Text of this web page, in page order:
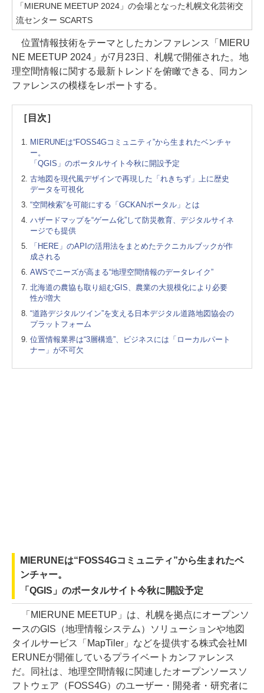
「MIERUNE MEETUP 2024」の会場となった札幌文化芸術交
流センター SCARTS
位置情報技術をテーマとしたカンファレンス「MIERU
NE MEETUP 2024」が7月23日、札幌で開催された。地
理空間情報に関する最新トレンドを俯瞰できる、同カン
ファレンスの模様をレポートする。
［目次］
MIERUNEは“FOSS4Gコミュニティ”から生まれたベンチャ
ー。
「QGIS」のポータルサイト今秋に開設予定
古地図を現代風デザインで再現した「れきちず」上に歴史
データを可視化
“空間検索”を可能にする「GCKANポータル」とは
ハザードマップを“ゲーム化”して防災教育、デジタルサイネ
ージでも提供
「HERE」のAPIの活用法をまとめたテクニカルブックが作
成される
AWSでニーズが高まる“地理空間情報のデータレイク”
北海道の農協も取り組むGIS、農業の大規模化により必要
性が増大
“道路デジタルツイン”を支える日本デジタル道路地図協会の
プラットフォーム
位置情報業界は“3層構造”、ビジネスには「ローカルパート
ナー」が不可欠
MIERUNEは“FOSS4Gコミュニティ”から生まれたベ
ンチャー。
「QGIS」のポータルサイト今秋に開設予定
「MIERUNE MEETUP」は、札幌を拠点にオープンソ
ースのGIS（地理情報システム）ソリューションや地図
タイルサービス「MapTiler」などを提供する株式会社MI
ERUNEが開催しているプライベートカンファレンス
だ。同社は、地理空間情報に関連したオープンソースソ
フトウェア（FOSS4G）のユーザー・開発者・研究者に